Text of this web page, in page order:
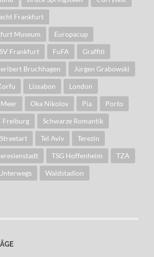
Frankfurt
Museum Europacup
Frankfurt FuFA Graffiti
Bruchhagen Jürgen Grabowski
Lissabon London
Meer Oka Nikolov Pia Porto
Freiburg Schwarze Romantik
Streetart Tel Aviv Terezin
TSG Hoffenheim TZA
Waldstadion